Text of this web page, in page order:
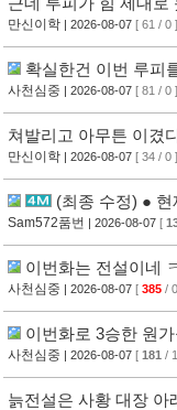
만신이학 | 2026-08-07 [ 61 / 0 ]
확실한건 이번 루피
사천심중 | 2026-08-07 [ 81 / 0 ]
쳐발리고 아무튼 이겼
만신이학 | 2026-08-07 [ 34 / 0 ]
(최종 수정) ●
Sam572품번 | 2026-08-07 [
이번화는 전설이네
사천심중 | 2026-08-07 [ 385 /
이번화로 3승한 원
사천심중 | 2026-08-07 [ 181 /
늙전설은 사황 대장 아